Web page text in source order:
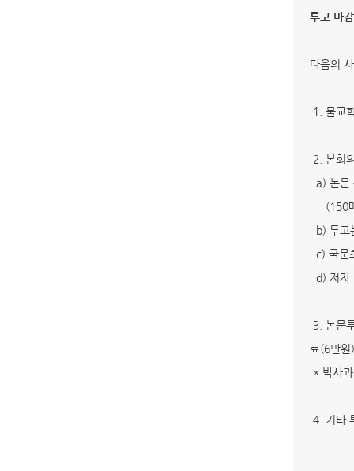
투고 마
다음의
1. 불교
2. 본회
a) 논문
(150매
b) 투고
c) 국문
d) 저자
3. 논문
료(6만
* 박사
4. 기타